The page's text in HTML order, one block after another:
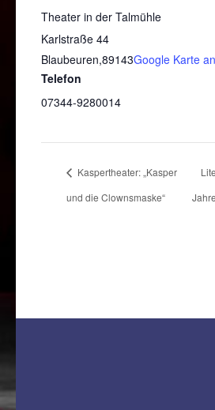
Theater in der Talmühle
Karlstraße 44
Blaubeuren,89143Google Karte
Telefon
07344-9280014
Kaspertheater: „Kasper
und die Clownsmaske“